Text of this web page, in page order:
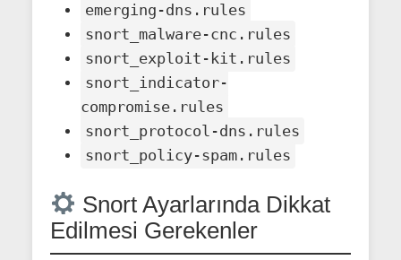
emerging-dns.rules
snort_malware-cnc.rules
snort_exploit-kit.rules
snort_indicator-
compromise.rules
snort_protocol-dns.rules
snort_policy-spam.rules
Snort Ayarlarında Dikkat
Edilmesi Gerekenler